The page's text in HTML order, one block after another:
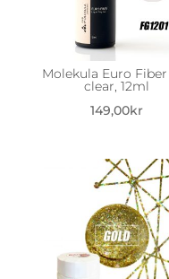
Molekula Euro Fiber
clear, 12ml
149,00kr